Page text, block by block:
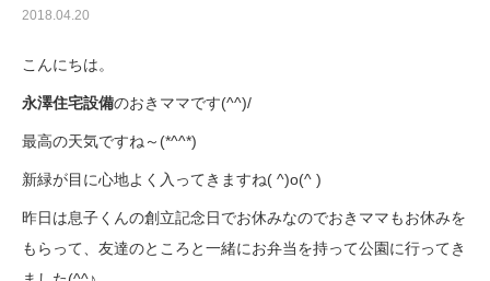
2018.04.20
こんにちは。
永澤住宅設備のおきママです(^^)/
最高の天気ですね～(*^^*)
新緑が目に心地よく入ってきますね( ^)o(^ )
昨日は息子くんの創立記念日でお休みなのでおきママもお休みを
もらって、友達のところと一緒にお弁当を持って公園に行ってき